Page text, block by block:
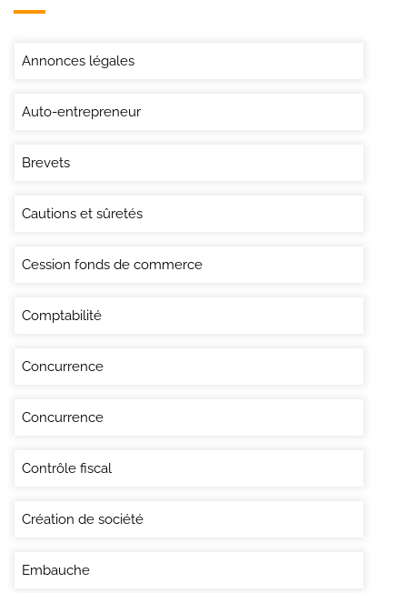
Annonces légales
Auto-entrepreneur
Brevets
Cautions et sûretés
Cession fonds de commerce
Comptabilité
Concurrence
Concurrence
Contrôle fiscal
Création de société
Embauche